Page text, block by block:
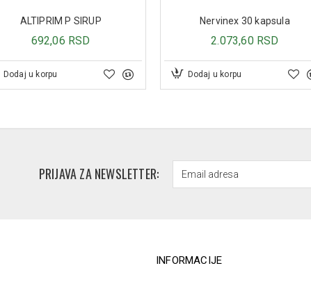
ALTIPRIM P SIRUP
692,06 RSD
Dodaj u korpu
Nervinex 30 kapsula
2.073,60 RSD
Dodaj u korpu
PRIJAVA ZA NEWSLETTER:
INFORMACIJE